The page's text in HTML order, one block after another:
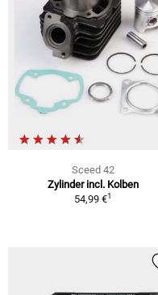
Sceed 42
Zylinder incl. Kolben
54,99 €1